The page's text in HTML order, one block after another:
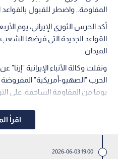
المقاومة.. واضطر للقبول بالقواعد
أكد الحرس الثوري الإيراني، يوم
القواعد الجديدة التي فرضها
الميدان.
ونقلت وكالة الأنباء الإيرانية
الحرب "الصهيو-أمريكية" المفروضة
يوما من المقاومة الساحقة، على
اقرأ
19:00 2026-06-03